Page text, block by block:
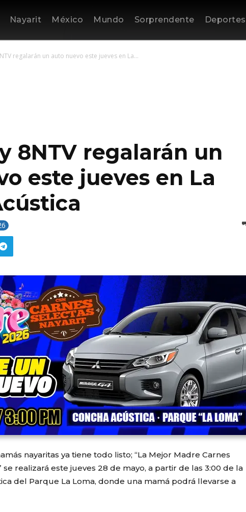
Nayarit México Mundo Sorprendente Deportes
regalarán un auto nuevo este jueves en La...
8NTV regalarán un
este jueves en La
nayaritas ya tiene todo listo; “La Mejor Madre Carnes
se realizará este jueves 28 de mayo, a partir de las 3:00 de la
del Parque La Loma, donde una mamá podrá llevarse a